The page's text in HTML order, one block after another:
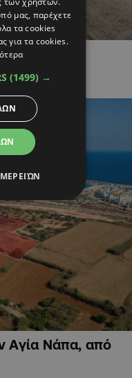
Αγία Νάπα, από
μας, παρέχετε
τα cookies
για τα cookies.
(1499) →